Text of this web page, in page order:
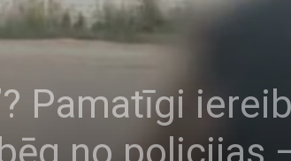
Pamatīgi